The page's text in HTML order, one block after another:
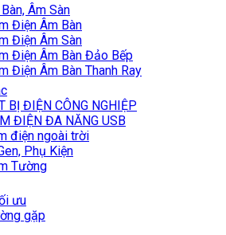
Âm Sàn
Điện Âm Bàn
Điện Âm Sàn
Điện Âm Bàn Đảo Bếp
Điện Âm Bàn Thanh Ray
BỊ ĐIỆN CÔNG NGHIỆP
ĐIỆN ĐA NĂNG USB
điện ngoài trời
Phụ Kiện
Tường
ưu
gặp